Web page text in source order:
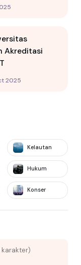
Akreditasi
2025
Kelautan
Hukum
Konser